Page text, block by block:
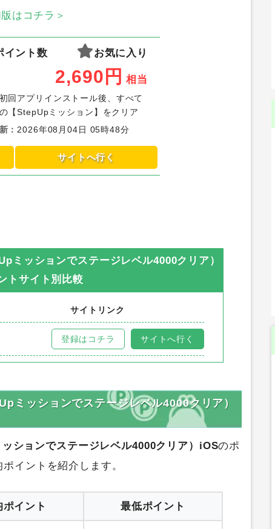
はコチラ＞
イント数 お気に入り
2,690 円 相当
回アプリインストール後、すべて
【StepUpミッション】をクリア
： 2026年08月04日 05時48分
サイトへ行く
ッションでステージレベル4000クリア）
トサイト別比較
サイトリンク
登録はコチラ サイトへ行く
ッションでステージレベル4000クリア）
ョンでステージレベル4000クリア）iOSのポ
イントを紹介します。
ポイント 最低ポイント